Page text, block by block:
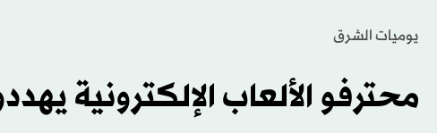
يوميات الشرق
محترفو الألعاب الإلكترونية